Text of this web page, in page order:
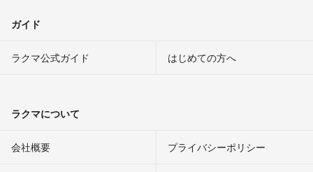
ガイド
ラクマ公式ガイド はじめての方へ
ラクマについて
会社概要 プライバシーポリシー